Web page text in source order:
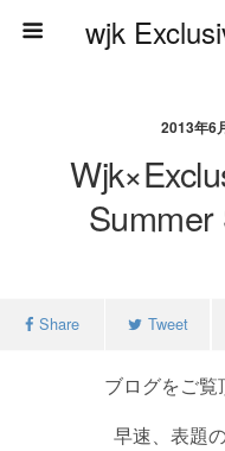
2013年6
Share Tweet
ブログをご覧
早速、表題